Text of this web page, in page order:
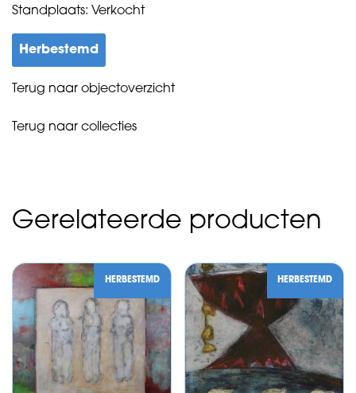
Standplaats: Verkocht
Herbestemd
Terug naar objectoverzicht
Terug naar collecties
Gerelateerde producten
HERBESTEMD HERBESTEMD